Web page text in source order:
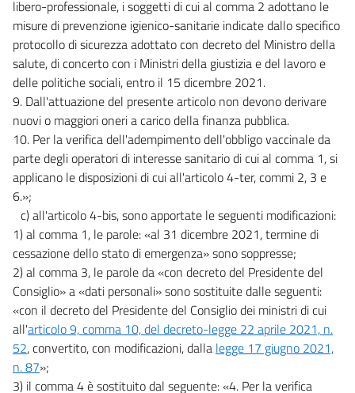
libero-professionale, i soggetti di cui al comma 2 adottano le
misure di prevenzione igienico-sanitarie indicate dallo specifico
protocollo di sicurezza adottato con decreto del Ministro della
salute, di concerto con i Ministri della giustizia e del lavoro e
delle politiche sociali, entro il 15 dicembre 2021.
9. Dall'attuazione del presente articolo non devono derivare
nuovi o maggiori oneri a carico della finanza pubblica.
10. Per la verifica dell'adempimento dell'obbligo vaccinale da
parte degli operatori di interesse sanitario di cui al comma 1, si
applicano le disposizioni di cui all'articolo 4-ter, commi 2, 3 e
6.»;
c) all'articolo 4-bis, sono apportate le seguenti modificazioni:
1) al comma 1, le parole: «al 31 dicembre 2021, termine di
cessazione dello stato di emergenza» sono soppresse;
2) al comma 3, le parole da «con decreto del Presidente del
Consiglio» a «dati personali» sono sostituite dalle seguenti:
«con il decreto del Presidente del Consiglio dei ministri di cui
all'articolo 9, comma 10, del decreto-legge 22 aprile 2021, n.
52, convertito, con modificazioni, dalla legge 17 giugno 2021,
n. 87»;
3) il comma 4 è sostituito dal seguente: «4. Per la verifica